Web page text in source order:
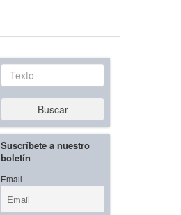
Texto
Buscar
Suscríbete a nuestro
boletín
Email